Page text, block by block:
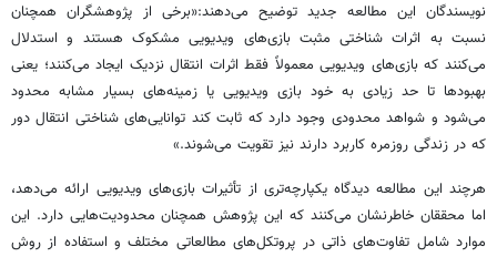
نویسندگان این مطالعه جدید توضیح می‌دهند:«برخی از پژوهشگران همچنان
نسبت به اثرات شناختی مثبت بازی‌های ویدیویی مشکوک هستند و استدلال
می‌کنند که بازی‌های ویدیویی معمولاً فقط اثرات انتقال نزدیک ایجاد می‌کنند؛ یعنی
بهبودها تا حد زیادی به خود بازی ویدیویی یا زمینه‌های بسیار مشابه محدود
می‌شود و شواهد محدودی وجود دارد که ثابت کند توانایی‌های شناختی انتقال دور
که در زندگی روزمره کاربرد دارند نیز تقویت می‌شوند.»
هرچند این مطالعه دیدگاه یکپارچه‌تری از تأثیرات بازی‌های ویدیویی ارائه می‌دهد،
اما محققان خاطرنشان می‌کنند که این پژوهش همچنان محدودیت‌هایی دارد. این
موارد شامل تفاوت‌های ذاتی در پروتکل‌های مطالعاتی مختلف و استفاده از روش